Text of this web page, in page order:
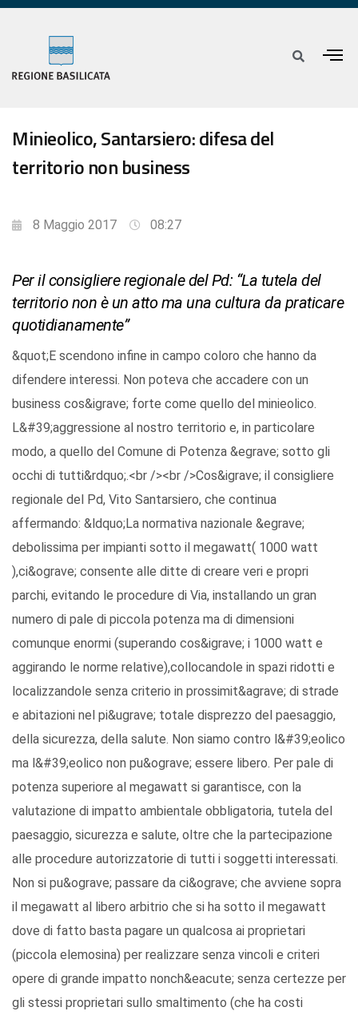
Minieolico, Santarsiero: difesa del
territorio non business
8 Maggio 2017 08:27
Per il consigliere regionale del Pd: “La tutela del
territorio non è un atto ma una cultura da praticare
quotidianamente”
&quot;E scendono infine in campo coloro che hanno da
difendere interessi. Non poteva che accadere con un
business cos&igrave; forte come quello del minieolico.
L&#39;aggressione al nostro territorio e, in particolare
modo, a quello del Comune di Potenza &egrave; sotto gli
occhi di tutti&rdquo;.<br /><br />Cos&igrave; il consigliere
regionale del Pd, Vito Santarsiero, che continua
affermando: &ldquo;La normativa nazionale &egrave;
debolissima per impianti sotto il megawatt( 1000 watt
),ci&ograve; consente alle ditte di creare veri e propri
parchi, evitando le procedure di Via, installando un gran
numero di pale di piccola potenza ma di dimensioni
comunque enormi (superando cos&igrave; i 1000 watt e
aggirando le norme relative),collocandole in spazi ridotti e
localizzandole senza criterio in prossimit&agrave; di strade
e abitazioni nel pi&ugrave; totale disprezzo del paesaggio,
della sicurezza, della salute. Non siamo contro l&#39;eolico
ma l&#39;eolico non pu&ograve; essere libero. Per pale di
potenza superiore al megawatt si garantisce, con la
valutazione di impatto ambientale obbligatoria, tutela del
paesaggio, sicurezza e salute, oltre che la partecipazione
alle procedure autorizzatorie di tutti i soggetti interessati.
Non si pu&ograve; passare da ci&ograve; che avviene sopra
il megawatt al libero arbitrio che si ha sotto il megawatt
dove di fatto basta pagare un qualcosa ai proprietari
(piccola elemosina) per realizzare senza vincoli e criteri
opere di grande impatto nonch&eacute; senza certezze per
gli stessi proprietari sullo smaltimento (che ha costi